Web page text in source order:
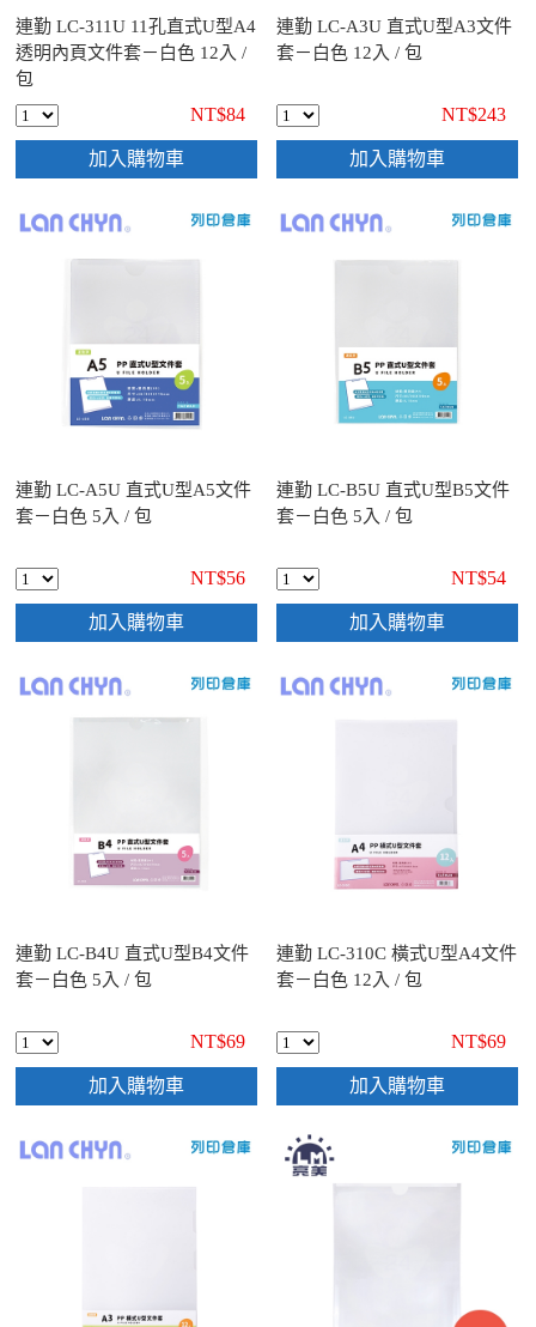
連勤 LC-311U 11孔直式U型A4
透明內頁文件套－白色 12入 /
包
NT$84
加入購物車
連勤 LC-A3U 直式U型A3文件
套－白色 12入 / 包
NT$243
加入購物車
連勤 LC-A5U 直式U型A5文件
套－白色 5入 / 包
NT$56
加入購物車
連勤 LC-B5U 直式U型B5文件
套－白色 5入 / 包
NT$54
加入購物車
連勤 LC-B4U 直式U型B4文件
套－白色 5入 / 包
NT$69
加入購物車
連勤 LC-310C 橫式U型A4文件
套－白色 12入 / 包
NT$69
加入購物車